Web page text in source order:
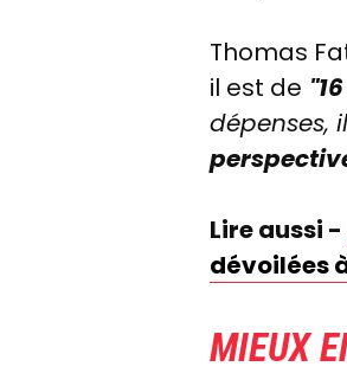
Thomas
il est de
dépenses,
Lire aussi -
dévoilées
MIEUX